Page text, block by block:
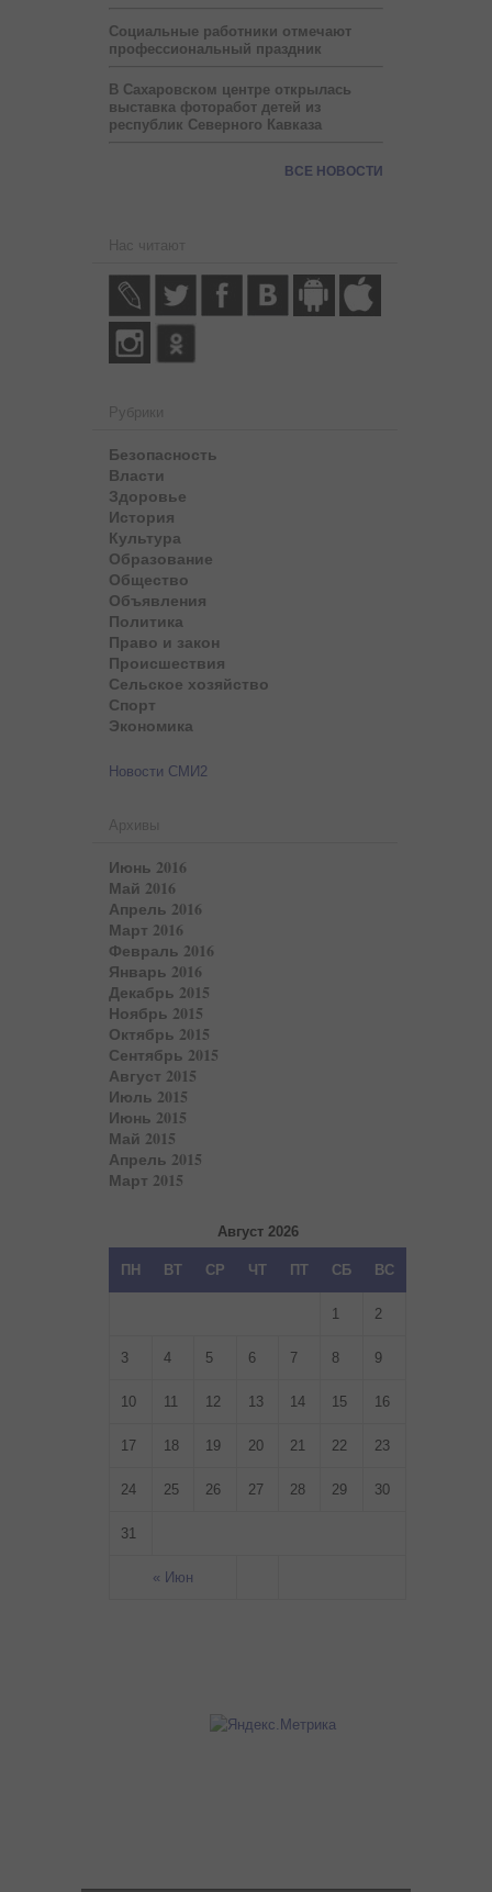
Социальные работники отмечают
профессиональный праздник
В Сахаровском центре открылась
выставка фоторабот детей из
республик Северного Кавказа
ВСЕ НОВОСТИ
Нас читают
Рубрики
Безопасность
Власти
Здоровье
История
Культура
Образование
Общество
Объявления
Политика
Право и закон
Происшествия
Сельское хозяйство
Спорт
Экономика
Новости СМИ2
Архивы
Июнь 2016
Май 2016
Апрель 2016
Март 2016
Февраль 2016
Январь 2016
Декабрь 2015
Ноябрь 2015
Октябрь 2015
Сентябрь 2015
Август 2015
Июль 2015
Июнь 2015
Май 2015
Апрель 2015
Март 2015
Август 2026
ПН ВТ СР ЧТ ПТ СБ ВС
« Июн
1 2
3 4 5 6 7 8 9
10 11 12 13 14 15 16
17 18 19 20 21 22 23
24 25 26 27 28 29 30
31